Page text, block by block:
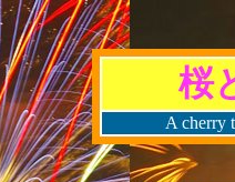
桜
A cherry